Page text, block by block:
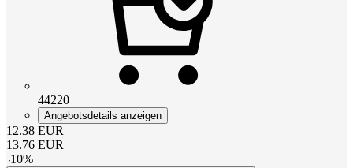
44220
Angebotsdetails anzeigen
12.38 EUR
13.76 EUR
-10%